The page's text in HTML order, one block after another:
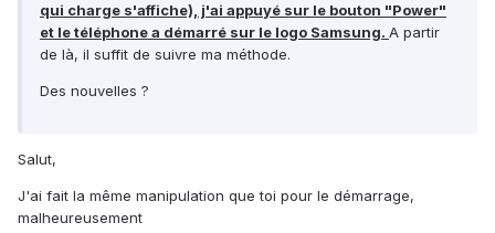
qui charge s'affiche), j'ai appuyé sur le bouton "Power"
et le téléphone a démarré sur le logo Samsung. A partir
de là, il suffit de suivre ma méthode.
Des nouvelles ?
Salut,
J'ai fait la même manipulation que toi pour le démarrage,
malheureusement